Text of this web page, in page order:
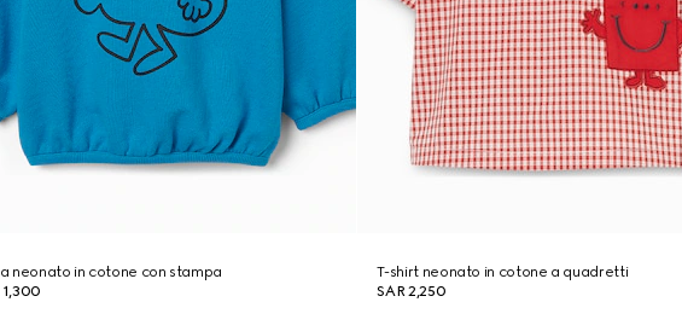
neonato in cotone con stampa
1,300
T-shirt neonato in cotone a quadretti
SAR 2,250